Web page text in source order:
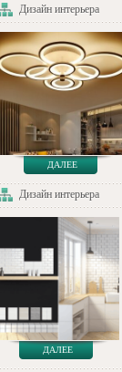
Дизайн интерьера
ДАЛЕЕ
Дизайн интерьера
ДАЛЕЕ